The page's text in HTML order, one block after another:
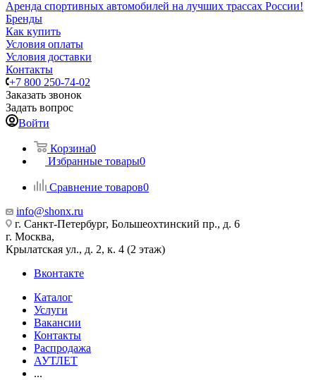
Аренда спортивных автомобилей на лучших трассах России!
Бренды
Как купить
Условия оплаты
Условия доставки
Контакты
+7 800 250-74-02
Заказать звонок
Задать вопрос
Войти
Корзина0
Избранные товары0
Сравнение товаров0
info@shonx.ru
г. Санкт-Петербург, Большеохтинский пр., д. 6
г. Москва,
Крылатская ул., д. 2, к. 4 (2 этаж)
Вконтакте
Каталог
Услуги
Вакансии
Контакты
Распродажа
АУТЛЕТ
...